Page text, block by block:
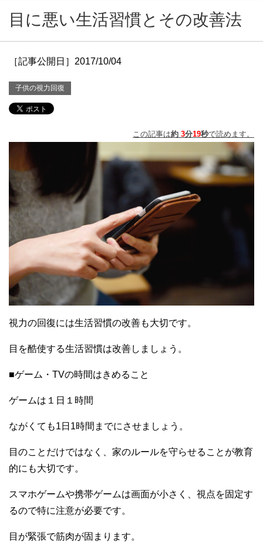
目に悪い生活習慣とその改善法
［記事公開日］2017/10/04
子供の視力回復
この記事は約 3分19秒で読めます。
視力の回復には生活習慣の改善も大切です。
目を酷使する生活習慣は改善しましょう。
■ゲーム・TVの時間はきめること
ゲームは１日１時間
ながくても1日1時間までにさせましょう。
目のことだけではなく、家のルールを守らせることが教育
的にも大切です。
スマホゲームや携帯ゲームは画面が小さく、視点を固定す
るので特に注意が必要です。
目が緊張で筋肉が固まります。